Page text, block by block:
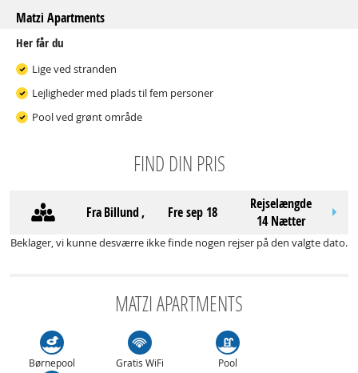
Matzi Apartments
Her får du
Lige ved stranden
Lejligheder med plads til fem personer
Pool ved grønt område
FIND DIN PRIS
FraBillund, fre sep 18
Rejselængde
14 Nætter
Beklager, vi kunne desværre ikke finde nogen rejser på den valgte dato.
MATZI APARTMENTS
Børnepool Gratis WiFi Pool